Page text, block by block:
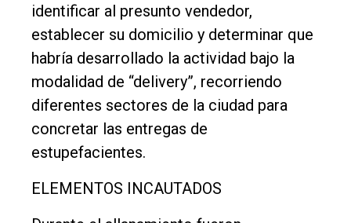
identificar al presunto vendedor,
establecer su domicilio y determinar que
habría desarrollado la actividad bajo la
modalidad de “delivery”, recorriendo
diferentes sectores de la ciudad para
concretar las entregas de
estupefacientes.
ELEMENTOS INCAUTADOS